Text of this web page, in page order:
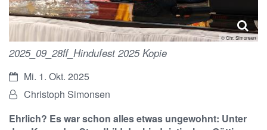
© Chr. Simonsen
2025_09_28ff_Hindufest 2025 Kopie
Datum:Mi. 1. Okt. 2025
Von:Christoph Simonsen
Ehrlich? Es war schon alles etwas ungewohnt: Unter